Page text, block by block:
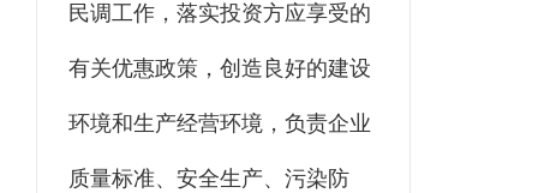
民调工作，落实投资方应享受的
有关优惠政策，创造良好的建设
环境和生产经营环境，负责企业
质量标准、安全生产、污染防